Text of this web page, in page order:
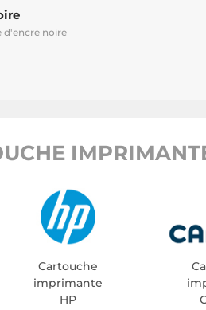
d'encre noire
Cartouche
imprimante
HP